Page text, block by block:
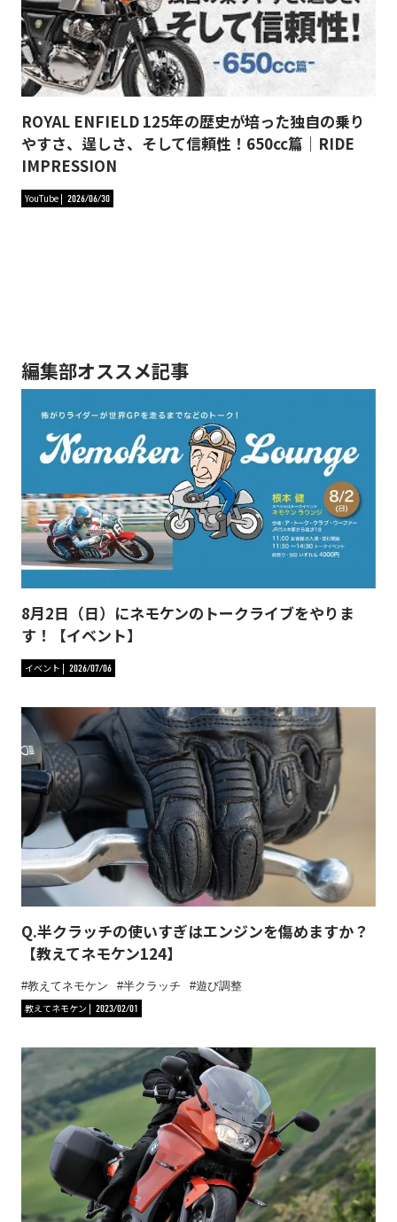
ROYAL ENFIELD 125年の歴史が培った独自の乗り
やすさ、逞しさ、そして信頼性！650cc篇｜RIDE
IMPRESSION
YouTube 2026/06/30
編集部オススメ記事
8月2日（日）にネモケンのトークライブをやりま
す！【イベント】
イベント 2026/07/06
Q.半クラッチの使いすぎはエンジンを傷めますか？
【教えてネモケン124】
教えてネモケン 半クラッチ
遊び調整
教えてネモケン
2023/02/01